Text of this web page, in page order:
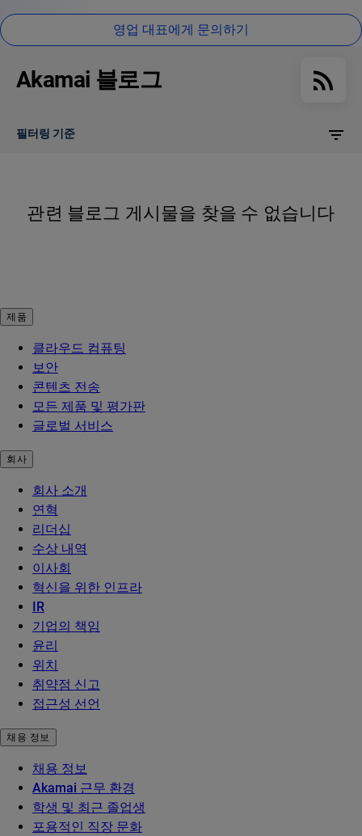
영업 대표에게 문의하기
Akamai 블로그
필터링 기준
관련 블로그 게시물을 찾을 수 없습니다
제품
클라우드 컴퓨팅
보안
콘텐츠 전송
모든 제품 및 평가판
글로벌 서비스
회사
회사 소개
연혁
리더십
수상 내역
이사회
혁신을 위한 인프라
IR
기업의 책임
윤리
위치
취약점 신고
접근성 선언
채용 정보
채용 정보
Akamai 근무 환경
학생 및 최근 졸업생
포용적인 직장 문화